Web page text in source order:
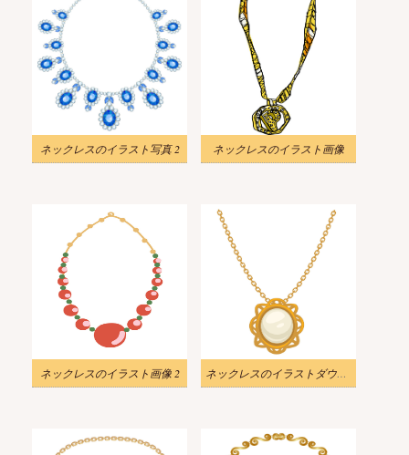
ネックレスのイラスト写真 2 ネックレスのイラスト画像
ネックレスのイラスト画像 2 ネックレスのイラストダウンロード